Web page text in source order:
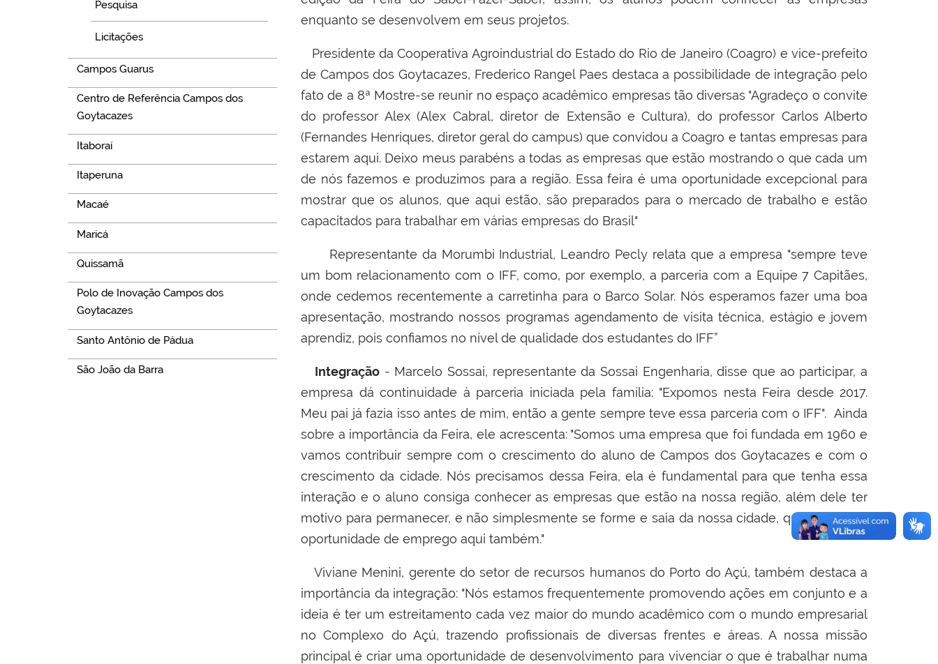
Pesquisa
Licitações
Campos Guarus
Centro de Referência Campos dos
Goytacazes
Itaboraí
Itaperuna
Macaé
Maricá
Quissamã
Polo de Inovação Campos dos
Goytacazes
Santo Antônio de Pádua
São João da Barra
enquanto se desenvolvem em seus projetos.
Presidente da Cooperativa Agroindustrial do Estado do Rio de Janeiro (Coagro) e vice-prefeito
de Campos dos Goytacazes, Frederico Rangel Paes destaca a possibilidade de integração pelo
fato de a 8ª Mostre-se reunir no espaço acadêmico empresas tão diversas "Agradeço o convite
do professor Alex (Alex Cabral, diretor de Extensão e Cultura), do professor Carlos Alberto
(Fernandes Henriques, diretor geral do campus) que convidou a Coagro e tantas empresas para
estarem aqui. Deixo meus parabéns a todas as empresas que estão mostrando o que cada um
de nós fazemos e produzimos para a região. Essa feira é uma oportunidade excepcional para
mostrar que os alunos, que aqui estão, são preparados para o mercado de trabalho e estão
capacitados para trabalhar em várias empresas do Brasil"
Representante da Morumbi Industrial, Leandro Pecly relata que a empresa "sempre teve
um bom relacionamento com o IFF, como, por exemplo, a parceria com a Equipe 7 Capitães,
onde cedemos recentemente a carretinha para o Barco Solar. Nós esperamos fazer uma boa
apresentação, mostrando nossos programas agendamento de visita técnica, estágio e jovem
aprendiz, pois confiamos no nível de qualidade dos estudantes do IFF”
Integração - Marcelo Sossai, representante da Sossai Engenharia, disse que ao participar, a
empresa dá continuidade à parceria iniciada pela família: "Expomos nesta Feira desde 2017.
Meu pai já fazia isso antes de mim, então a gente sempre teve essa parceria com o IFF". Ainda
sobre a importância da Feira, ele acrescenta: "Somos uma empresa que foi fundada em 1960 e
vamos contribuir sempre com o crescimento do aluno de Campos dos Goytacazes e com o
crescimento da cidade. Nós precisamos dessa Feira, ela é fundamental para que tenha essa
interação e o aluno consiga conhecer as empresas que estão na nossa região, além dele ter
motivo para permanecer, e não simplesmente se forme e saia da nossa cidade, que ele tenha
oportunidade de emprego aqui também."
Viviane Menini, gerente do setor de recursos humanos do Porto do Açú, também destaca a
importância da integração: "Nós estamos frequentemente promovendo ações em conjunto e a
ideia é ter um estreitamento cada vez maior do mundo acadêmico com o mundo empresarial
no Complexo do Açú, trazendo profissionais de diversas frentes e áreas. A nossa missão
principal é criar uma oportunidade de desenvolvimento para vivenciar o que é trabalhar numa